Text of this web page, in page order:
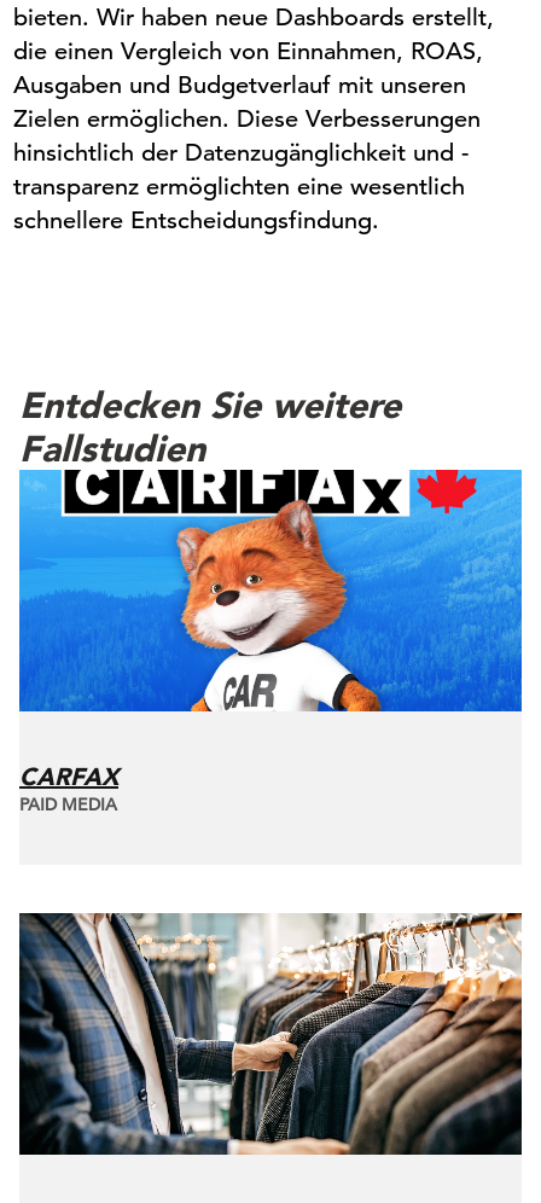
bieten. Wir haben neue Dashboards erstellt,
die einen Vergleich von Einnahmen, ROAS,
Ausgaben und Budgetverlauf mit unseren
Zielen ermöglichen. Diese Verbesserungen
hinsichtlich der Datenzugänglichkeit und -
transparenz ermöglichten eine wesentlich
schnellere Entscheidungsfindung.
Entdecken Sie weitere
Fallstudien
CARFAX
PAID MEDIA